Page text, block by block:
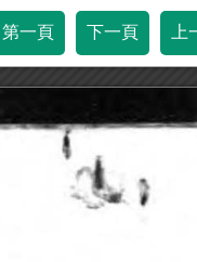
第一頁 下一頁